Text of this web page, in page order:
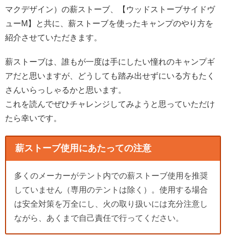
マクデザイン）の薪ストーブ、【ウッドストーブサイドヴ
ューM】と共に、薪ストーブを使ったキャンプのやり方を
紹介させていただきます。
薪ストーブは、誰もが一度は手にしたい憧れのキャンプギ
アだと思いますが、どうしても踏み出せずにいる方もたく
さんいらっしゃるかと思います。
これを読んでぜひチャレンジしてみようと思っていただけ
たら幸いです。
薪ストーブ使用にあたっての注意
多くのメーカーがテント内での薪ストーブ使用を推奨
していません（専用のテントは除く）。使用する場合
は安全対策を万全にし、火の取り扱いには充分注意し
ながら、あくまで自己責任で行ってください。